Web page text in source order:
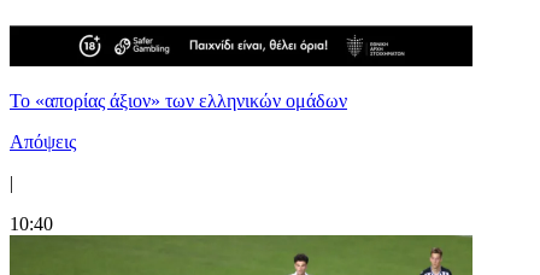
Το «απορίας άξιον» των ελληνικών ομάδων
Απόψεις
|
10:40